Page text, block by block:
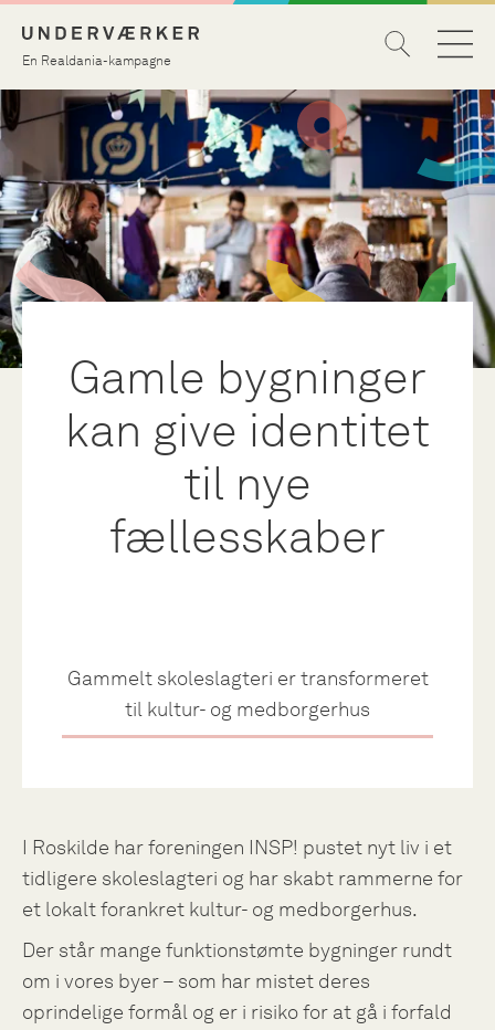
En Realdania-kampagne
Gamle bygninger
kan give identitet
til nye
fællesskaber
Gammelt skoleslagteri er transformeret
til kultur- og medborgerhus
I Roskilde har foreningen INSP! pustet nyt liv i et
tidligere skoleslagteri og har skabt rammerne for
et lokalt forankret kultur- og medborgerhus.
Der står mange funktionstømte bygninger rundt
om i vores byer – som har mistet deres
oprindelige formål og er i risiko for at gå i forfald